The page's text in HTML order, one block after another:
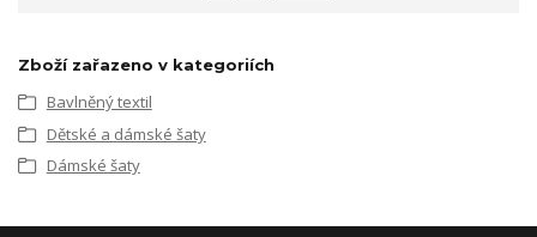
Zboží zařazeno v kategoriích
Bavlněný textil
Dětské a dámské šaty
Dámské šaty